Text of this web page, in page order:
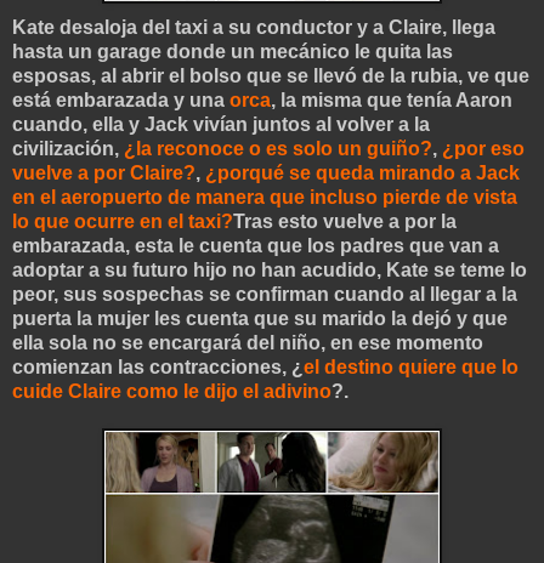
Kate desaloja del taxi a su conductor y a Claire, llega
hasta un garage donde un mecánico le quita las
esposas, al abrir el bolso que se llevó de la rubia, ve que
está embarazada y una orca, la misma que tenía Aaron
cuando, ella y Jack vivían juntos al volver a la
civilización, ¿la reconoce o es solo un guiño?, ¿por eso
vuelve a por Claire?, ¿porqué se queda mirando a Jack
en el aeropuerto de manera que incluso pierde de vista
lo que ocurre en el taxi?Tras esto vuelve a por la
embarazada, esta le cuenta que los padres que van a
adoptar a su futuro hijo no han acudido, Kate se teme lo
peor, sus sospechas se confirman cuando al llegar a la
puerta la mujer les cuenta que su marido la dejó y que
ella sola no se encargará del niño, en ese momento
comienzan las contracciones, ¿el destino quiere que lo
cuide Claire como le dijo el adivino?.